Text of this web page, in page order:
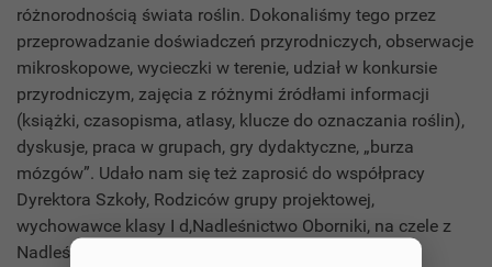
różnorodnością świata roślin. Dokonaliśmy tego przez
przeprowadzanie doświadczeń przyrodniczych, obserwacje
mikroskopowe, wycieczki w terenie, udział w konkursie
przyrodniczym, zajęcia z różnymi źródłami informacji
(książki, czasopisma, atlasy, klucze do oznaczania roślin),
dyskusje, praca w grupach, gry dydaktyczne, „burza
mózgów”. Udało nam się też zaprosić do współpracy
Dyrektora Szkoły, Rodziców grupy projektowej,
wychowawce klasy I d,Nadleśnictwo Oborniki, na czele z
Nadleśniczym i z jego zastępcą do spraw rozwoju.